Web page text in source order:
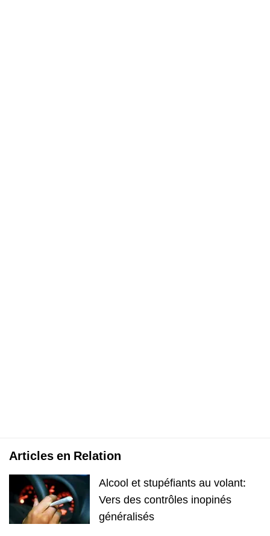
Articles en Relation
Alcool et stupéfiants au volant:
Vers des contrôles inopinés
généralisés